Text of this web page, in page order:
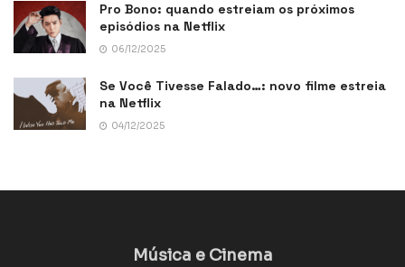
Pro Bono: quando estreiam os próximos
episódios na Netflix
06/12/2025
Se Você Tivesse Falado…: novo filme estreia
na Netflix
04/12/2025
Música e Cinema